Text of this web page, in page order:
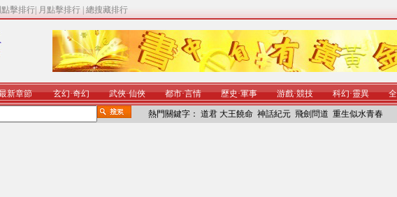
點擊排行 月點擊排行 總搜藏排行
新章節 玄幻·奇幻 武俠·仙俠 都市·言情 歷史·軍事 游戲·競技 科幻·靈異
熱門關鍵字： 道君 大王饒命 神話紀元 飛劍問道 重生似水青春